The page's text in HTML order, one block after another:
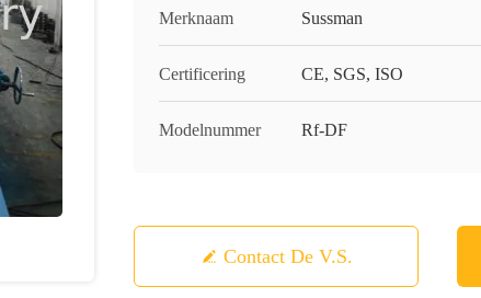
Merknaam Sussman
Certificering CE, SGS, ISO
Modelnummer Rf-DF
Contact De V.S.